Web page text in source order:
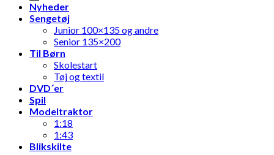
Nyheder
Sengetøj
Junior 100×135 og andre
Senior 135×200
Til Børn
Skolestart
Tøj og textil
DVD´er
Spil
Modeltraktor
1:18
1:43
Blikskilte